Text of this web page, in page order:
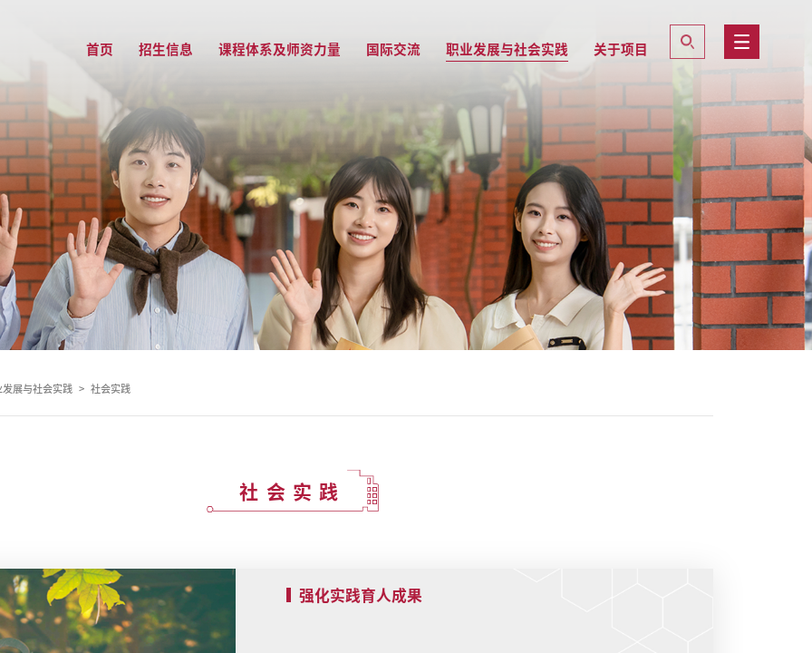
首页 招生信息 课程体系及师资力量 国际交流 职业发展与社会实践 关于项目
发展与社会实践 > 社会实践
社会实践
强化实践育人成果